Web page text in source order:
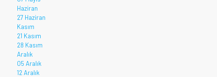
Haziran
27 Haziran
Kasım
21 Kasım
28 Kasım
Aralık
05 Aralık
12 Aralık